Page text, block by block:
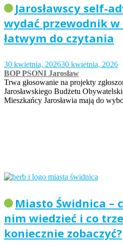
Jarosławscy self-
wydać przewodnik
łatwym do czytania
30 kwietnia, 202630 kwietnia, 2026
BOP PSONI Jarosław
Trwa głosowanie na projekty
Jarosławskiego Budżetu
Mieszkańcy Jarosławia mają do
Miasto Świdnica –
nim wiedzieć i co
koniecznie zobaczyć?